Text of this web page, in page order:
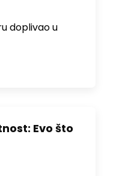
doplivao u
Evo što